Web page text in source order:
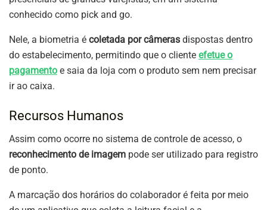
conhecido como pick and go.
Nele, a biometria é coletada por câmeras dispostas dentro
do estabelecimento, permitindo que o cliente efetue o
pagamento e saia da loja com o produto sem nem precisar
ir ao caixa.
Recursos Humanos
Assim como ocorre no sistema de controle de acesso, o
reconhecimento de imagem pode ser utilizado para registro
de ponto.
A marcação dos horários do colaborador é feita por meio